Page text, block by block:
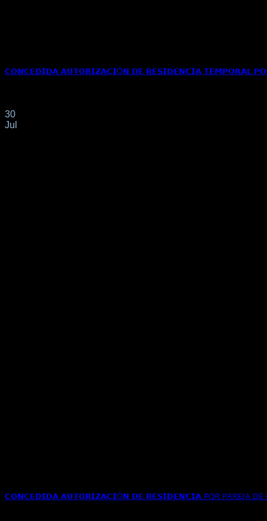
𝗖𝗢𝗡𝗖𝗘𝗗𝗜𝗗𝗔 𝗔𝗨𝗧𝗢𝗥𝗜𝗭𝗔𝗖𝗜Ó𝗡 𝗗𝗘 𝗥𝗘𝗦𝗜𝗗𝗘𝗡𝗖𝗜𝗔 𝗧𝗘𝗠𝗣𝗢𝗥𝗔𝗟
30
Jul
𝗖𝗢𝗡𝗖𝗘𝗗𝗜𝗗𝗔 𝗔𝗨𝗧𝗢𝗥𝗜𝗭𝗔𝗖𝗜Ó𝗡 𝗗𝗘 𝗥𝗘𝗦𝗜𝗗𝗘𝗡𝗖𝗜𝗔 𝖯𝖮𝖱 𝖯𝖠𝖱𝖤𝖩𝖠 𝖣𝖤